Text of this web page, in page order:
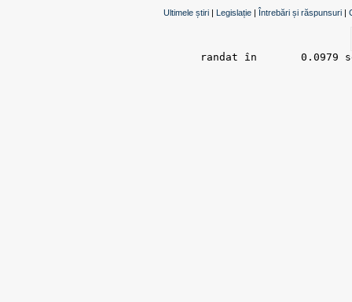
Ultimele știri | Legislație | Întrebări și răspunsuri |
randat în